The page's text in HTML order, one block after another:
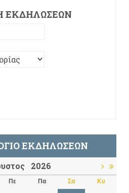
ΕΚΔΗΛΏΣΕΩΝ
ΕΚΔΗΛΏΣΕΩΝ
2026
Πε Πα Σα Κυ